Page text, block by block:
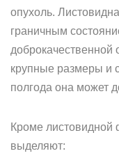
опухоль.
граничным
крупные размеры и
полгода она может
Кроме
выделяют: